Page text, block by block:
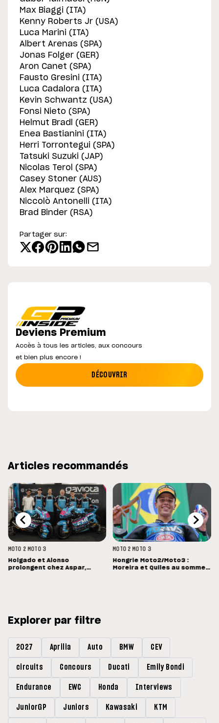
Max Biaggi (ITA)
Kenny Roberts Jr (USA)
Luca Marini (ITA)
Albert Arenas (SPA)
Jonas Folger (GER)
Aron Canet (SPA)
Fausto Gresini (ITA)
Luca Cadalora (ITA)
Kevin Schwantz (USA)
Fonsi Nieto (SPA)
Helmut Bradl (GER)
Enea Bastianini (ITA)
Herri Torrontegui (SPA)
Tatsuki Suzuki (JAP)
Nicolas Terol (SPA)
Casey Stoner (AUS)
Alex Marquez (SPA)
Niccolò Antonelli (ITA)
Brad Binder (RSA)
Partager sur:
Deviens Premium
Accès à tous les articles, aux concours
et bien plus encore !
DÉCOUVRIR
Articles recommandés
MOTO 2 MOTO 3
Holgado et Alonso
prolongent chez Aspar,
MOTO 2 MOTO 3
Hongrie Moto2/Moto3 :
Moreira et Quiles au sommet,
Explorer par filtre
2027 Aprilia Auto BMW CEV
circuits Concours Ducati Emily Bondi
Endurance EWC Honda Interviews
JuniorGP Juniors Kawasaki KTM